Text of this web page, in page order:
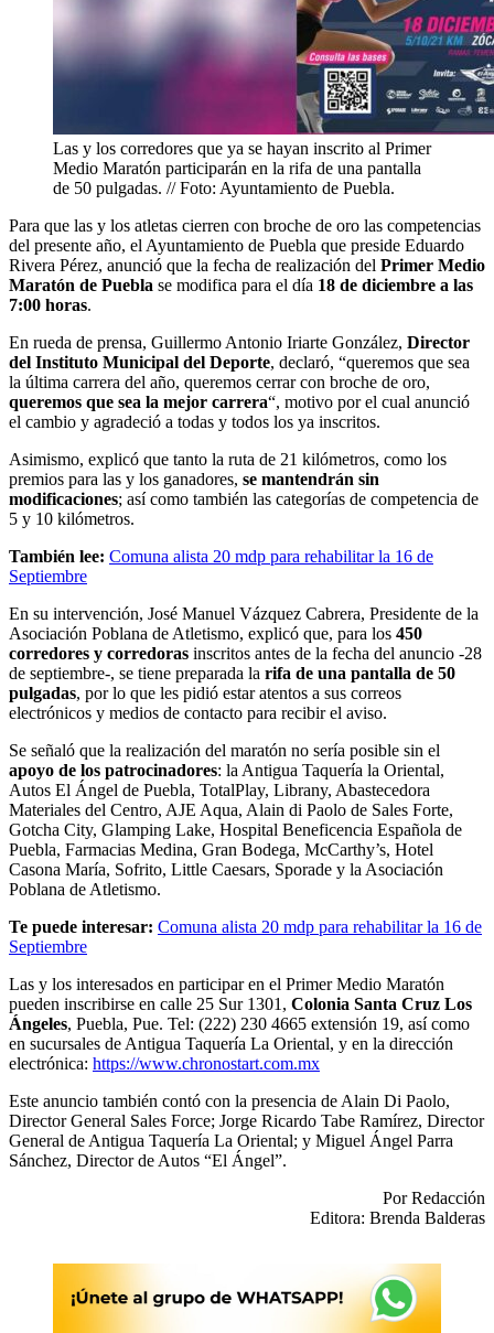
Las y los corredores que ya se hayan inscrito al Primer
Medio Maratón participarán en la rifa de una pantalla
de 50 pulgadas. // Foto: Ayuntamiento de Puebla.
Para que las y los atletas cierren con broche de oro las competencias
del presente año, el Ayuntamiento de Puebla que preside Eduardo
Rivera Pérez, anunció que la fecha de realización del Primer Medio
Maratón de Puebla se modifica para el día 18 de diciembre a las
7:00 horas.
En rueda de prensa, Guillermo Antonio Iriarte González, Director
del Instituto Municipal del Deporte, declaró, “queremos que sea
la última carrera del año, queremos cerrar con broche de oro,
queremos que sea la mejor carrera“, motivo por el cual anunció
el cambio y agradeció a todas y todos los ya inscritos.
Asimismo, explicó que tanto la ruta de 21 kilómetros, como los
premios para las y los ganadores, se mantendrán sin
modificaciones; así como también las categorías de competencia de
5 y 10 kilómetros.
También lee: Comuna alista 20 mdp para rehabilitar la 16 de
Septiembre
En su intervención, José Manuel Vázquez Cabrera, Presidente de la
Asociación Poblana de Atletismo, explicó que, para los 450
corredores y corredoras inscritos antes de la fecha del anuncio -28
de septiembre-, se tiene preparada la rifa de una pantalla de 50
pulgadas, por lo que les pidió estar atentos a sus correos
electrónicos y medios de contacto para recibir el aviso.
Se señaló que la realización del maratón no sería posible sin el
apoyo de los patrocinadores: la Antigua Taquería la Oriental,
Autos El Ángel de Puebla, TotalPlay, Librany, Abastecedora
Materiales del Centro, AJE Aqua, Alain di Paolo de Sales Forte,
Gotcha City, Glamping Lake, Hospital Beneficencia Española de
Puebla, Farmacias Medina, Gran Bodega, McCarthy’s, Hotel
Casona María, Sofrito, Little Caesars, Sporade y la Asociación
Poblana de Atletismo.
Te puede interesar: Comuna alista 20 mdp para rehabilitar la 16 de
Septiembre
Las y los interesados en participar en el Primer Medio Maratón
pueden inscribirse en calle 25 Sur 1301, Colonia Santa Cruz Los
Ángeles, Puebla, Pue. Tel: (222) 230 4665 extensión 19, así como
en sucursales de Antigua Taquería La Oriental, y en la dirección
electrónica: https://www.chronostart.com.mx
Este anuncio también contó con la presencia de Alain Di Paolo,
Director General Sales Force; Jorge Ricardo Tabe Ramírez, Director
General de Antigua Taquería La Oriental; y Miguel Ángel Parra
Sánchez, Director de Autos “El Ángel”.
Por Redacción
Editora: Brenda Balderas